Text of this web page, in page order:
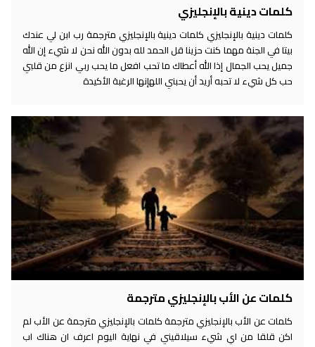
كلمات دينية بالإنجليزي
كلمات دينية بالإنجليزي كلمات دينية بالإنجليزي مترجمة رب ابن لي عندك
بيتا في الجنة مهما كنت حزينا قل الحمد لله بدون الله نحن لا شيء إن الله
جميل يحب الجمال إذا الله أعطاك ما تحب افعل ما يحب ربي انزع من قلبي
حب كل شيء لا تحبه أريد أن يحبني اللهإنها الرغبة الأكيدة
كلمات عن الأب بالإنجليزي مترجمة
كلمات عن الأب بالإنجليزي مترجمة كلمات بالإنجليزي مترجمة عن الأب لم
اكن قلقا من اي شيء سيلاقيني في نهاية اليوم اعرف ان هناك اب